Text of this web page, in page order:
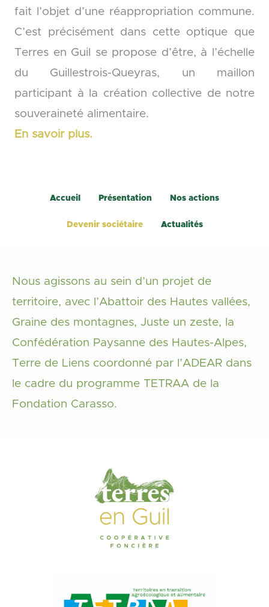
fait l’objet d’une réappropriation commune.
C’est précisément dans cette optique que
Terres en Guil se propose d’être, à l’échelle
du Guillestrois-Queyras, un maillon
participant à la création collective de notre
souveraineté alimentaire.
En savoir plus.
Accueil Présentation Nos actions
Devenir sociétaire Actualités
Nous agissons au sein d’un projet de
territoire, avec l’Abattoir des Hautes vallées,
Graine des montagnes, Juste un zeste, la
Confédération Paysanne des Hautes-Alpes,
Terre de Liens coordonné par l’ADEAR dans
le cadre du programme TETRAA de la
Fondation Carasso.